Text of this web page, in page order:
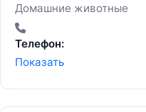
Домашние животные
Телефон:
Показать